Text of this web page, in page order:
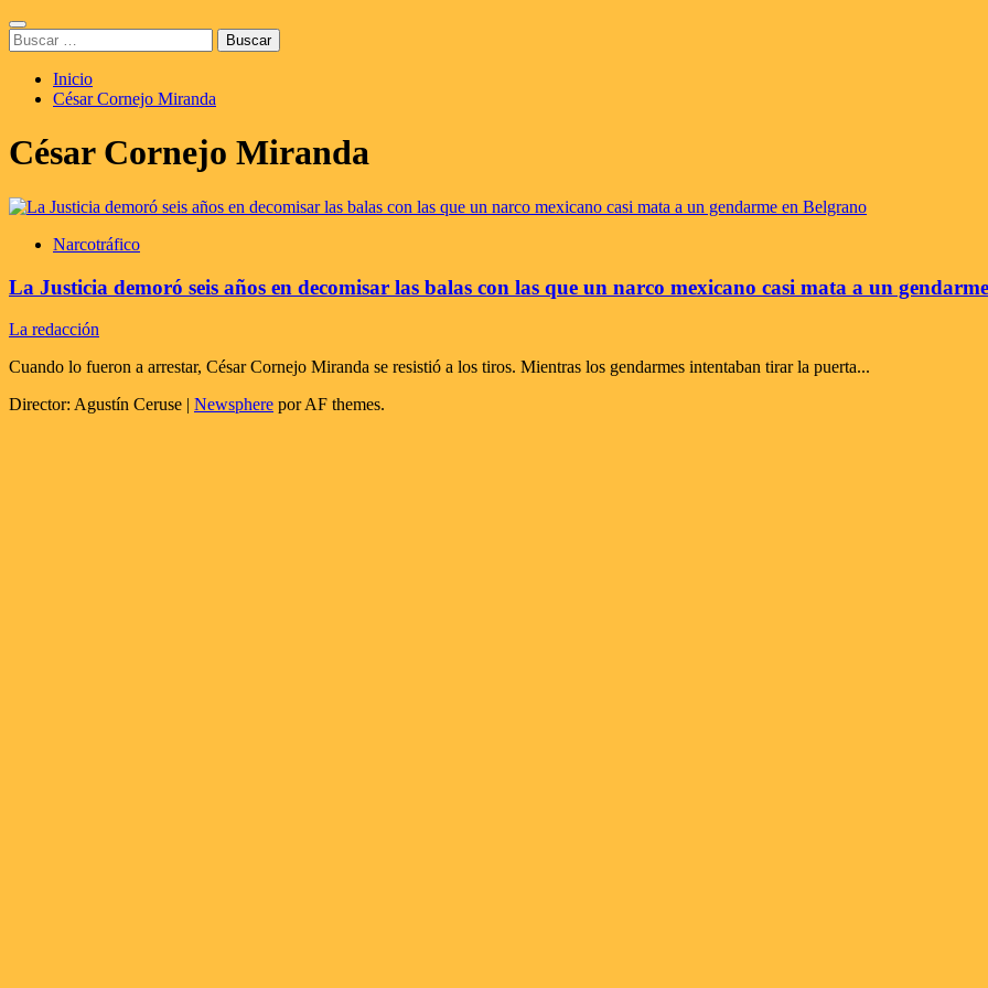
Saltar
al
contenido
Menú
principal
Buscar:
Inicio
César Cornejo Miranda
César Cornejo Miranda
Narcotráfico
La Justicia demoró seis años en decomisar las balas con las que un narco mexicano casi mata a un
La redacción
Cuando lo fueron a arrestar, César Cornejo Miranda se resistió a los tiros. Mientras los gendarmes intentaban tirar la puerta...
Director: Agustín Ceruse | Newsphere por AF themes.